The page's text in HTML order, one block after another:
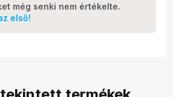
még senki nem értékelte.
első!